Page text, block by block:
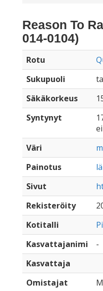
Reason To
014-0104)
Rotu
Sukupuoli
Säkäkorkeus
Syntynyt
Väri
Painotus
Sivut
Rekisteröity
Kotitalli
Kasvattajanimi
-
Kasvattaja
Omistajat